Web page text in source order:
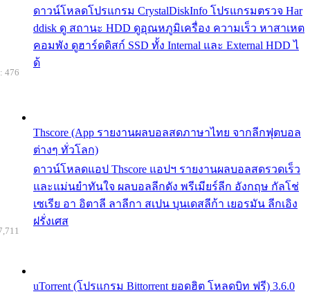
ดาวน์โหลดโปรแกรม CrystalDiskInfo โปรแกรมตรวจ Har
ddisk ดู สถานะ HDD ดูอุณหภูมิเครื่อง ความเร็ว หาสาเหต
คอมพัง ดูฮาร์ดดิสก์ SSD ทั้ง Internal และ External HDD ไ
ด้
Thscore (App รายงานผลบอลสดภาษาไทย จากลีกฟุตบอล
ต่างๆ ทั่วโลก)
ดาวน์โหลดแอป Thscore แอปฯ รายงานผลบอลสดรวดเร็ว
และแม่นยำทันใจ ผลบอลลีกดัง พรีเมียร์ลีก อังกฤษ กัลโช่
เซเรีย อา อิตาลี ลาลีกา สเปน บุนเดสลีก้า เยอรมัน ลีกเอิง
ฝรั่งเศส
476
uTorrent (โปรแกรม Bittorrent ยอดฮิต โหลดบิท ฟรี) 3.6.0